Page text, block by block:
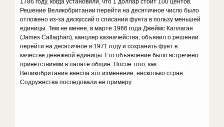
1786 году, когда установили, что 1 доллар стоит 100 центов.
Решение Великобритании перейти на десятичное число было
отложено из-за дискуссий о списании фунта в пользу меньшей
единицы. Тем не менее, в марте 1966 года Джеймс Каллаган
(James Callaghan), канцлер казначейства, объявил о решении
перейти на десятичное в 1971 году и сохранить фунт в
качестве денежной единицы. Его объявление было встречено
приветствиями в палате общин. После того, как
Великобритания внесла это изменение, несколько стран
Содружества последовали её примеру.